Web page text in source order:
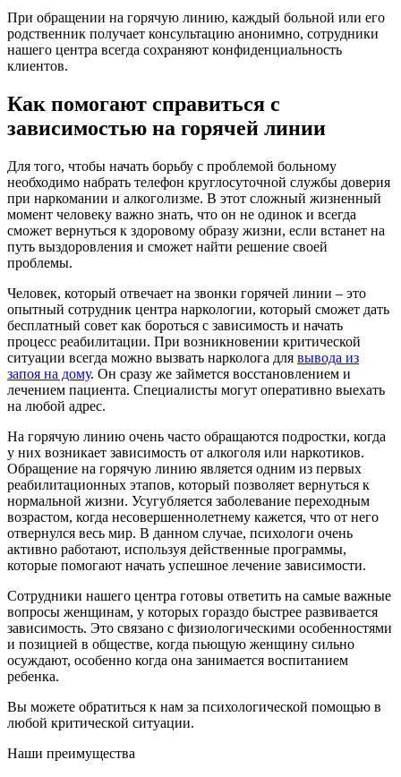
При обращении на горячую линию, каждый больной или его
родственник получает консультацию анонимно, сотрудники
нашего центра всегда сохраняют конфиденциальность
клиентов.
Как помогают справиться с
зависимостью на горячей линии
Для того, чтобы начать борьбу с проблемой больному
необходимо набрать телефон круглосуточной службы доверия
при наркомании и алкоголизме. В этот сложный жизненный
момент человеку важно знать, что он не одинок и всегда
сможет вернуться к здоровому образу жизни, если встанет на
путь выздоровления и сможет найти решение своей
проблемы.
Человек, который отвечает на звонки горячей линии – это
опытный сотрудник центра наркологии, который сможет дать
бесплатный совет как бороться с зависимость и начать
процесс реабилитации. При возникновении критической
ситуации всегда можно вызвать нарколога для вывода из
запоя на дому. Он сразу же займется восстановлением и
лечением пациента. Специалисты могут оперативно выехать
на любой адрес.
На горячую линию очень часто обращаются подростки, когда
у них возникает зависимость от алкоголя или наркотиков.
Обращение на горячую линию является одним из первых
реабилитационных этапов, который позволяет вернуться к
нормальной жизни. Усугубляется заболевание переходным
возрастом, когда несовершеннолетнему кажется, что от него
отвернулся весь мир. В данном случае, психологи очень
активно работают, используя действенные программы,
которые помогают начать успешное лечение зависимости.
Сотрудники нашего центра готовы ответить на самые важные
вопросы женщинам, у которых гораздо быстрее развивается
зависимость. Это связано с физиологическими особенностями
и позицией в обществе, когда пьющую женщину сильно
осуждают, особенно когда она занимается воспитанием
ребенка.
Вы можете обратиться к нам за психологической помощью в
любой критической ситуации.
Наши преимущества